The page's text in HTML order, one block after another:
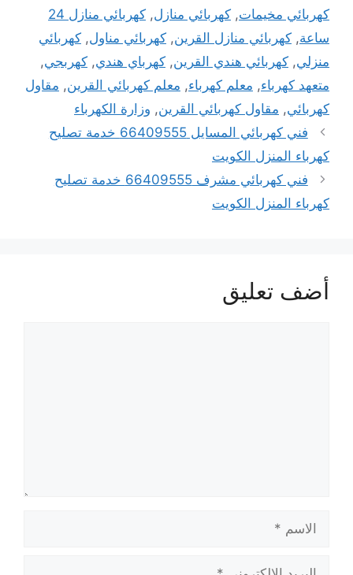
كهربائي مخيمات, كهربائي منازل,
كهربائي منازل 24
ساعة, كهربائي منازل القرين, كهربائي مناول, كهربائي
منزلي, كهربائي هندي القرين, كهرباي هندي, كهربجي,
متعهد كهرباء, معلم كهرباء, معلم كهربائي القرين, مقاول
كهربائي, مقاول كهربائي القرين, وزارة الكهرباء
فني كهربائي المسايل 66409555 خدمة تصليح
كهرباء المنزل الكويت
فني كهربائي مشرف 66409555 خدمة تصليح
كهرباء المنزل الكويت
أضف تعليق
الاسم
البريد